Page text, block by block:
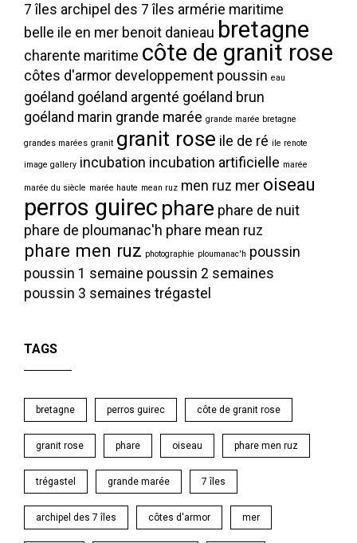
7 îles archipel des 7 îles armérie maritime
belle ile en mer benoit danieau bretagne
charente maritime côte de granit rose
côtes d'armor developpement poussin eau
goéland goéland argenté goéland brun
goéland marin grande marée grande marée bretagne
grandes marées granit granit rose ile de ré ile renote
image gallery incubation incubation artificielle marée
marée du siècle marée haute mean ruz men ruz mer oiseau
perros guirec phare phare de nuit
phare de ploumanac'h phare mean ruz
phare men ruz photographie ploumanac'h poussin
poussin 1 semaine poussin 2 semaines
poussin 3 semaines trégastel
TAGS
bretagne perros guirec côte de granit rose
granit rose phare oiseau phare men ruz
trégastel grande marée 7 îles
archipel des 7 îles côtes d'armor mer